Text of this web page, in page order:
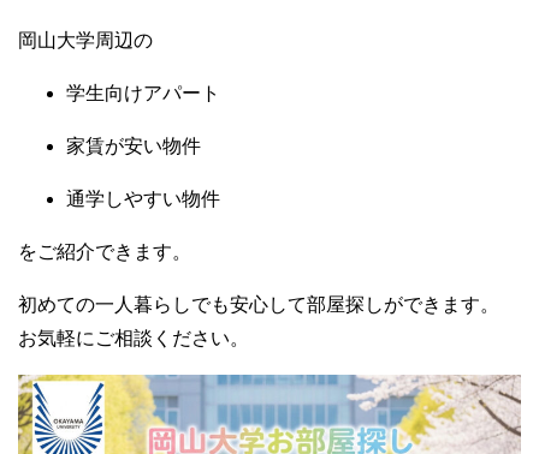
岡山大学周辺の
学生向けアパート
家賃が安い物件
通学しやすい物件
をご紹介できます。
初めての一人暮らしでも安心して部屋探しができます。
お気軽にご相談ください。